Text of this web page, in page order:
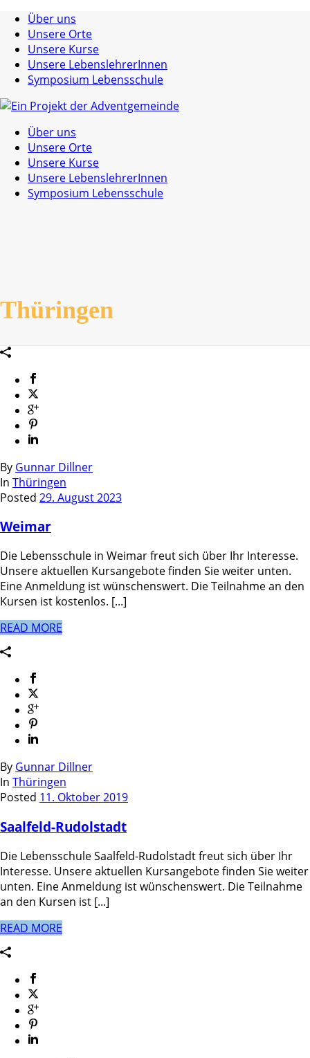
Über uns
Unsere Orte
Unsere Kurse
Unsere LebenslehrerInnen
Symposium Lebensschule
Über uns
Unsere Orte
Unsere Kurse
Unsere LebenslehrerInnen
Symposium Lebensschule
Thüringen
By Gunnar Dillner
In Thüringen
Posted 29. August 2023
Weimar
Die Lebensschule in Weimar freut sich über Ihr Interesse.
Unsere aktuellen Kursangebote finden Sie weiter unten.
Eine Anmeldung ist wünschenswert. Die Teilnahme an den
Kursen ist kostenlos. [...]
READ MORE
By Gunnar Dillner
In Thüringen
Posted 11. Oktober 2019
Saalfeld-Rudolstadt
Die Lebensschule Saalfeld-Rudolstadt freut sich über Ihr
Interesse. Unsere aktuellen Kursangebote finden Sie weiter
unten. Eine Anmeldung ist wünschenswert. Die Teilnahme
an den Kursen ist [...]
READ MORE